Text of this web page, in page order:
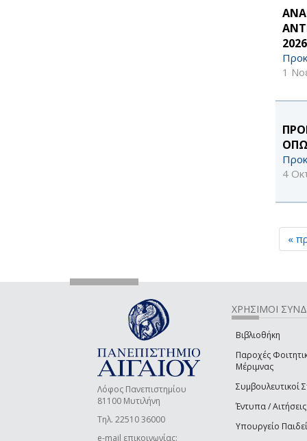
2026
1
4
«
Λόφος Πανεπιστημίου
81100 Μυτιλήνη
Τηλ. 22510 36000
e-mail επικοινωνίας:
ΧΡΗΣΙΜΟΙ
Βιβλιοθήκη
Παροχές
Μέριμνας
Συμβουλευτικοί
Έντυπα / Αιτήσεις
Υπουργείο